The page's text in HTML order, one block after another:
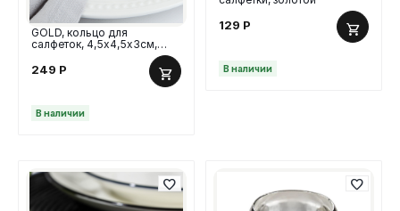
GOLD, кольцо для
салфеток, 4,5х4,5х3см,
249 Р
В наличии
129 Р
В наличии